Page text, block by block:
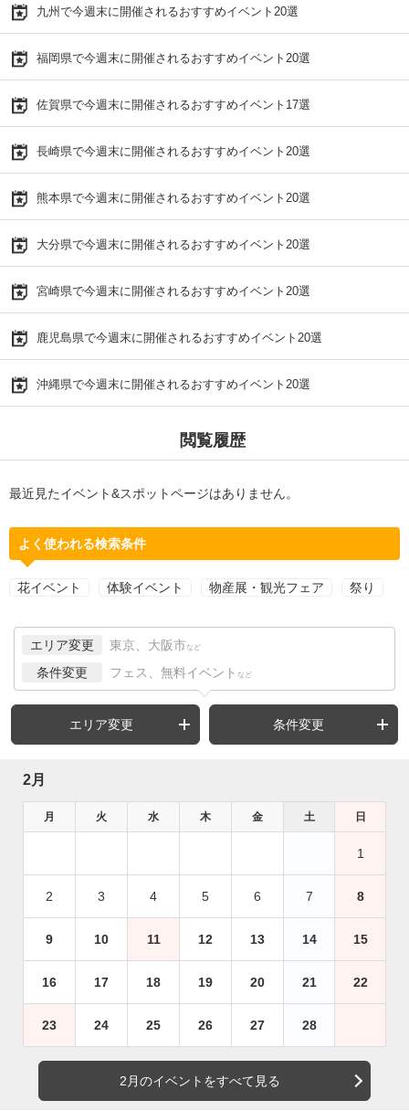
九州で今週末に開催されるおすすめイベント20選
福岡県で今週末に開催されるおすすめイベント20選
佐賀県で今週末に開催されるおすすめイベント17選
長崎県で今週末に開催されるおすすめイベント20選
熊本県で今週末に開催されるおすすめイベント20選
大分県で今週末に開催されるおすすめイベント20選
宮崎県で今週末に開催されるおすすめイベント20選
鹿児島県で今週末に開催されるおすすめイベント20選
沖縄県で今週末に開催されるおすすめイベント20選
閲覧履歴
最近見たイベント&スポットページはありません。
よく使われる検索条件
花イベント 体験イベント 物産展・観光フェア 祭り
エリア変更 東京、大阪市 など
条件変更 フェス、無料イベント など
エリア変更 条件変更
2月
月 火 水 木 金 土 日
1
2 3 4 5 6 7 8
9 10 11 12 13 14 15
16 17 18 19 20 21 22
23 24 25 26 27 28
2月のイベントをすべて見る